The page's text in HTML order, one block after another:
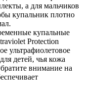
а для мальчиков
купальник плотно
купальные
Protection
ультрафиолетовое
детей, чья кожа
внимание на